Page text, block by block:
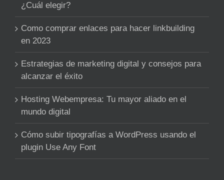
¿Cuál elegir?
Como comprar enlaces para hacer linkbuilding
en 2023
Estrategias de marketing digital y consejos para
alcanzar el éxito
Hosting Webempresa: Tu mayor aliado en el
mundo digital
Cómo subir tipografías a WordPress usando el
plugin Use Any Font